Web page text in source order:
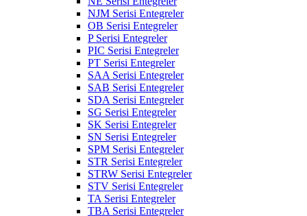
NJM Serisi Entegreler
OB Serisi Entegreler
P Serisi Entegreler
PIC Serisi Entegreler
PT Serisi Entegreler
SAA Serisi Entegreler
SAB Serisi Entegreler
SDA Serisi Entegreler
SG Serisi Entegreler
SK Serisi Entegreler
SN Serisi Entegreler
SPM Serisi Entegreler
STR Serisi Entegreler
STRW Serisi Entegreler
STV Serisi Entegreler
TA Serisi Entegreler
TBA Serisi Entegreler